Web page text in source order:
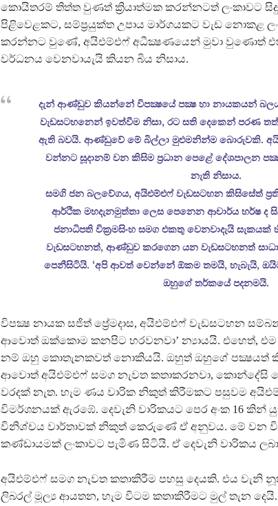
කොයිතරම් තිත්ත වුණත් ක්‍රියාත්මක කරන්නටත් ලංකාවට
පිළිවෙළකට, සම්ප්‍රයුක්ත උපාය මාර්ගයකට වැඩ නොකළ
කරන්නට වුණේ, අයිඑම්එෆ් අධීක්‍ෂණයෙන් මුවා වුණොත්
වර්ධනය වෙනවායැයි කියන බිය නිසාය.
දැන් ආණ්ඩුව කියන්නේ විපක්‍ෂයේ පක්‍ෂ හා නායකයන්
වැඩසටහනෙන් ඉවත්වීම නිසා, රට සති දෙකෙන් පරණ
ඇති බවයි. ආණ්ඩුවේ මේ බිල්ලා මුළුමනින්ම බොරුවකි.
වන්නට සූදානම් වන කිසිම ප්‍රධාන පෙළේ දේශපාලන
නැති නිසාය.
සමගි ජන බලවේගය, අයිඑම්එෆ් වැඩසටහන කිසිසේත්
ආර්ථික මහදැනමුත්තා ලෙස පෙනෙන ආචාර්ය හර්ෂ
ජනාධිපති වික්‍රමසිංහ සමග එකතු වෙනවාදැයි
වැඩසටහනත්, ආණ්ඩුව කරගෙන යන වැඩසටහනත්
පෙනීසිටියි. ‘අපි ආවත් වෙන්නේ ඕකම තමයි, හැබැයි,
ඔහුගේ තර්කයේ පදනමයි.
විපක්‍ෂ නායක සජිත් ප්‍රේමදාස, අයිඑම්එෆ් වැඩසටහන
ආවොත් ඔක්කොම කනපිට හරවනවා’ න්‍යායයි. එහෙත්,
නම් ඔහු කොතැනකවත් නොකියයි. ඔහුත් ඔහුගේ පක්‍ෂයත්
ආවොත් අයිඑම්එෆ් සමග නැවත කතාකරනවා, කොන්දේසි
වරදක් නැත. හැම ණය වාරික නිකුත් කිරීමකට පසුවම
විමර්ශනයක් ඇරඹේ. දෙවැනි වාරිකයට පෙර අංක 16
විනිශ්චය වාර්තාවක් නිකුත් කෙරුණේ ඒ අනුවය. මේ වන
කණ්ඩායමක් ලංකාවට පැමිණ සිටියි. ඒ දෙවැනි වාරිකය
අයිඑම්එෆ් සමග නැවත කතාකිරීම පහසු දෙයකි. එය වැනි
ලිබරල් මූල්‍ය ආයතන, හැම විටම කතාකිරීමට මුල් තැන දෙයි.